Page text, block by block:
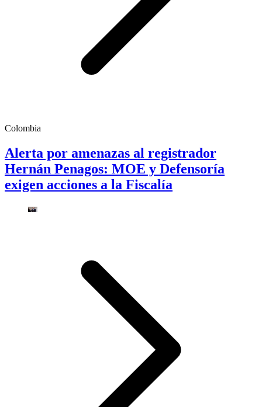
Colombia
Alerta por amenazas al registrador
Hernán Penagos: MOE y Defensoría
exigen acciones a la Fiscalía